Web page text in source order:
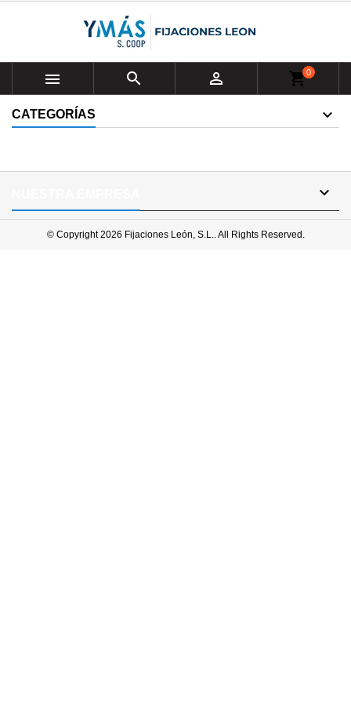
   shopping_cart0
CATEGORÍAS

© Copyright 2026 Fijaciones León, S.L.. All Rights Reserved.